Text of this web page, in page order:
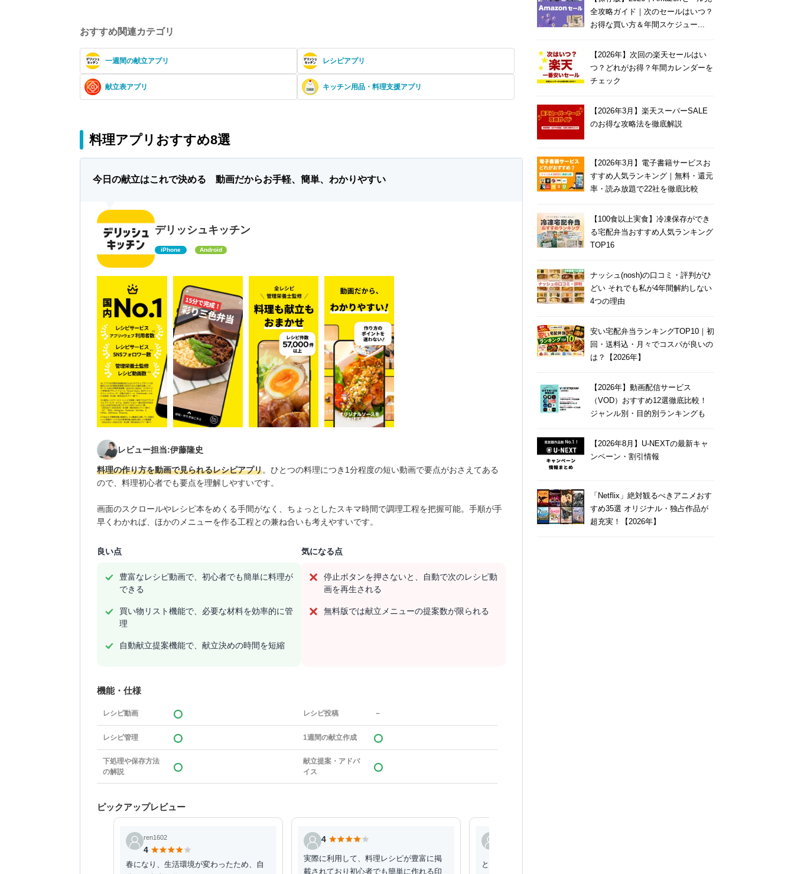
おすすめ関連カテゴリ
一週間の献立アプリ レシピアプリ
献立表アプリ キッチン用品・料理支援アプリ
料理アプリおすすめ8選
今日の献立はこれで決める 動画だからお手軽、簡単、わかりやすい
デリッシュキッチン
iPhone Android
レビュー担当:伊藤隆史
料理の作り方を動画で見られるレシピアプリ。ひとつの料理につき1分程度の短い動画で要点がおさえてある
ので、料理初心者でも要点を理解しやすいです。
画面のスクロールやレシピ本をめくる手間がなく、ちょっとしたスキマ時間で調理工程を把握可能。手順が手
早くわかれば、ほかのメニューを作る工程との兼ね合いも考えやすいです。
良い点
豊富なレシピ動画で、初心者でも簡単に料理が
できる
買い物リスト機能で、必要な材料を効率的に管
理
自動献立提案機能で、献立決めの時間を短縮
気になる点
停止ボタンを押さないと、自動で次のレシピ動
画を再生される
無料版では献立メニューの提案数が限られる
機能・仕様
レシピ動画 レシピ投稿 －
レシピ管理 1週間の献立作成
下処理や保存方法
の解説
献立提案・アドバ
イス
ピックアップレビュー
ren1602
4
春になり、生活環境が変わったため、自
4
実際に利用して、料理レシピが豊富に掲
載されており初心者でも簡単に作れる印
とんでもなく分かりやすい料理アプリで
全攻略ガイド｜次のセールはいつ？
お得な買い方＆年間スケジュー...
【2026年】次回の楽天セールはい
つ？どれがお得？年間カレンダーを
チェック
【2026年3月】楽天スーパーSALE
のお得な攻略法を徹底解説
【2026年3月】電子書籍サービスお
すすめ人気ランキング｜無料・還元
率・読み放題で22社を徹底比較
【100食以上実食】冷凍保存ができ
る宅配弁当おすすめ人気ランキング
TOP16
ナッシュ(nosh)の口コミ・評判がひ
どい それでも私が4年間解約しない
4つの理由
安い宅配弁当ランキングTOP10｜初
回・送料込・月々でコスパが良いの
は？【2026年】
【2026年】動画配信サービス
（VOD）おすすめ12選徹底比較！
ジャンル別・目的別ランキングも
【2026年8月】U-NEXTの最新キャ
ンペーン・割引情報
「Netflix」絶対観るべきアニメおす
すめ35選 オリジナル・独占作品が
超充実！【2026年】